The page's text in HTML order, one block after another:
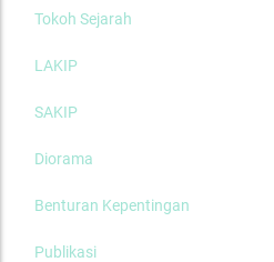
Tokoh Sejarah
LAKIP
SAKIP
Diorama
Benturan Kepentingan
Publikasi